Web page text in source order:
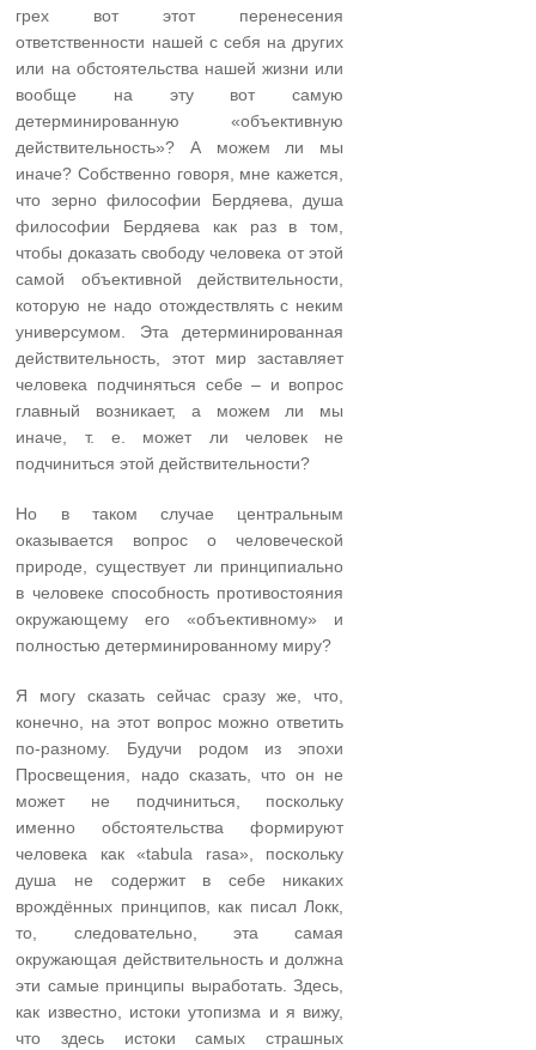
грех вот этот перенесения
ответственности нашей с себя на других
или на обстоятельства нашей жизни или
вообще на эту вот самую
детерминированную «объективную
действительность»? А можем ли мы
иначе? Собственно говоря, мне кажется,
что зерно философии Бердяева, душа
философии Бердяева как раз в том,
чтобы доказать свободу человека от этой
самой объективной действительности,
которую не надо отождествлять с неким
универсумом. Эта детерминированная
действительность, этот мир заставляет
человека подчиняться себе – и вопрос
главный возникает, а можем ли мы
иначе, т. е. может ли человек не
подчиниться этой действительности?
Но в таком случае центральным
оказывается вопрос о человеческой
природе, существует ли принципиально
в человеке способность противостояния
окружающему его «объективному» и
полностью детерминированному миру?
Я могу сказать сейчас сразу же, что,
конечно, на этот вопрос можно ответить
по-разному. Будучи родом из эпохи
Просвещения, надо сказать, что он не
может не подчиниться, поскольку
именно обстоятельства формируют
человека как «tabula rasa», поскольку
душа не содержит в себе никаких
врождённых принципов, как писал Локк,
то, следовательно, эта самая
окружающая действительность и должна
эти самые принципы выработать. Здесь,
как известно, истоки утопизма и я вижу,
что здесь истоки самых страшных